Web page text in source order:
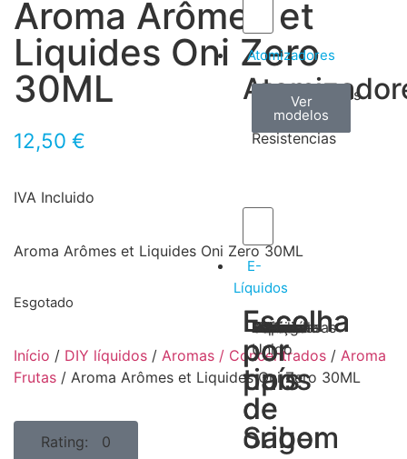
Atomizadores
Claromizadores
Ver
modelos
Reconstruíveis
Ver
modelos
Resistencias
Ver
modelos
E-
Líquidos
Escolha
por
tipos
de
Sabor
Tabaco
Frutas
Bebidas
Frescos
Sobremesas
Escolha
por
país
de
origem
Portugal
Alemanha
USA
Reino
Unido
Canadá
França
Malásia
Filipinas
Espanha
Polónia
Grécia
Aroma Arômes et
Liquides Oni Zero
30ML
12,50 €
IVA Incluido
Aroma Arômes et Liquides Oni Zero 30ML
Esgotado
Início / DIY líquidos / Aromas / Concentrados / Aroma
Frutas / Aroma Arômes et Liquides Oni Zero 30ML
Rating: 0